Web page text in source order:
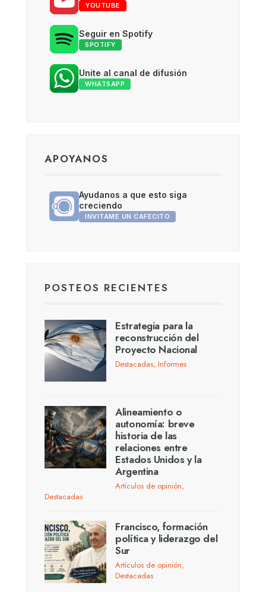
YOUTUBE
Seguir en Spotify
SPOTIFY
Unite al canal de difusión
WHATSAPP
APOYANOS
Ayudanos a que esto siga
creciendo
INVITAME UN CAFECITO
POSTEOS RECIENTES
Estrategia para la
reconstrucción del
Proyecto Nacional
Destacadas, Informes
Alineamiento o
autonomía: breve
historia de las
relaciones entre
Estados Unidos y la
Argentina
Artículos de opinión,
Destacadas
Francisco, formación
política y liderazgo del
Sur
Artículos de opinión,
Destacadas